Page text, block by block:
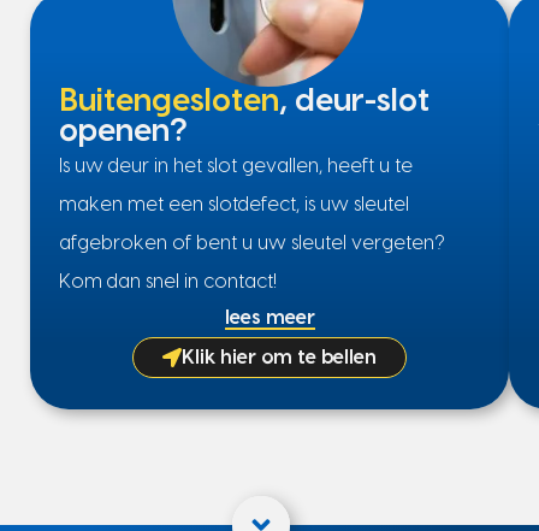
Buitengesloten, deur-slot
openen?
Is uw deur in het slot gevallen, heeft u te
maken met een slotdefect, is uw sleutel
afgebroken of bent u uw sleutel vergeten?
Kom dan snel in contact!
lees meer
Klik hier om te bellen